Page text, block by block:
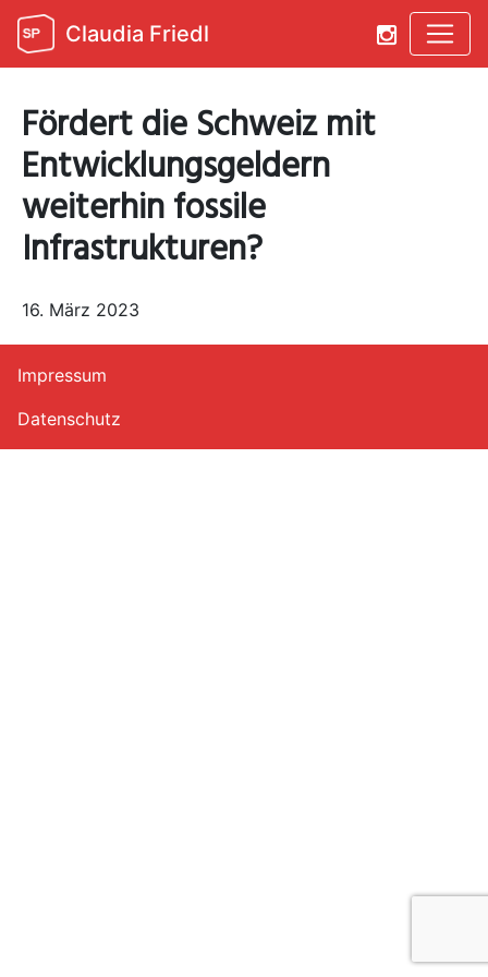
Claudia Friedl
Fördert die Schweiz mit
Entwicklungsgeldern
weiterhin fossile
Infrastrukturen?
16. März 2023
Impressum
Datenschutz